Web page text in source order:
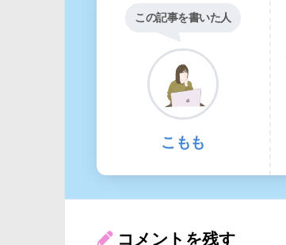
この記事を書いた人
こもも
コメントを残す